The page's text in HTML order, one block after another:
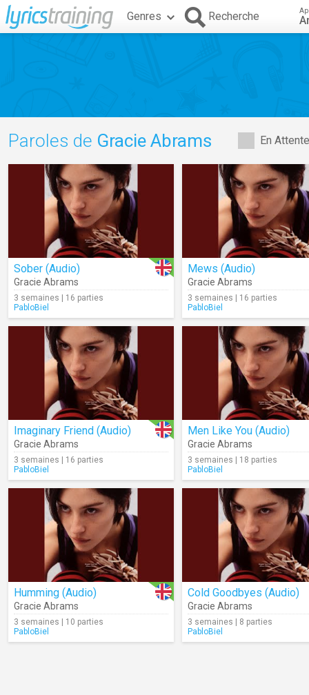
Genres Recherche
En
Paroles de Gracie Abrams
Sober (Audio)
Gracie Abrams
3 semaines | 16 parties
PabloBiel
Mews (Audio)
Gracie Abrams
3 semaines | 16 parties
PabloBiel
Imaginary Friend (Audio)
Gracie Abrams
3 semaines | 16 parties
PabloBiel
Men Like You (Audio)
Gracie Abrams
3 semaines | 18 parties
PabloBiel
Humming (Audio)
Gracie Abrams
3 semaines | 10 parties
PabloBiel
Cold Goodbyes (Audio)
Gracie Abrams
3 semaines | 8 parties
PabloBiel